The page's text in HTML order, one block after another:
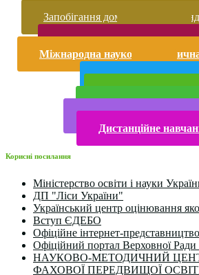
Запобігання домашньому та
Міжнародна науково-
Дистанційне
Корисні посилання
Міністерство освіти і науки
ДП "Ліси України"
Український центр оцінювання
Вступ ЄДЕБО
Офіційне інтернет-
Офіційний портал Верховної Ради
НАУКОВО-МЕТОДИЧНИЙ
ФАХОВОЇ ПЕРЕДВИЩОЇ